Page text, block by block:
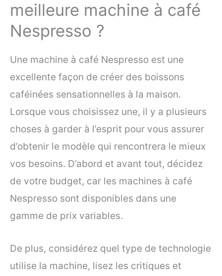
meilleure machine à café
Nespresso ?
Une machine à café Nespresso est une
excellente façon de créer des boissons
caféinées sensationnelles à la maison.
Lorsque vous choisissez une, il y a plusieurs
choses à garder à l’esprit pour vous assurer
d’obtenir le modèle qui rencontrera le mieux
vos besoins. D’abord et avant tout, décidez
de votre budget, car les machines à café
Nespresso sont disponibles dans une
gamme de prix variables.
De plus, considérez quel type de technologie
utilise la machine, lisez les critiques et